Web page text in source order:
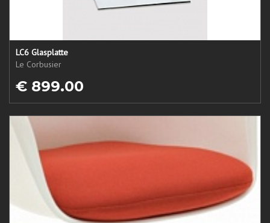
LC6 Glasplatte
Le Corbusier
€ 899.00